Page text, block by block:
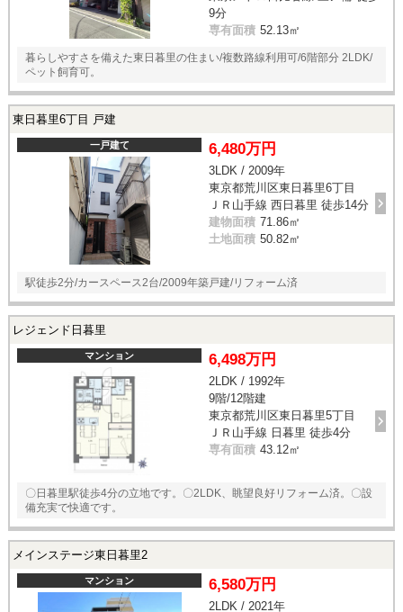
9分
専有面積 52.13㎡
暮らしやすさを備えた東日暮里の住まい/複数路線利用可/6階部分 2LDK/
ペット飼育可。
東日暮里6丁目 戸建
一戸建て 6,480万円
3LDK / 2009年
東京都荒川区東日暮里6丁目
ＪＲ山手線 西日暮里 徒歩14分
建物面積 71.86㎡
土地面積 50.82㎡
駅徒歩2分/カースペース2台/2009年築戸建/リフォーム済
レジェンド日暮里
マンション 6,498万円
2LDK / 1992年
9階/12階建
東京都荒川区東日暮里5丁目
ＪＲ山手線 日暮里 徒歩4分
専有面積 43.12㎡
〇日暮里駅徒歩4分の立地です。〇2LDK、眺望良好リフォーム済。〇設
備充実で快適です。
メインステージ東日暮里2
マンション 6,580万円
2LDK / 2021年